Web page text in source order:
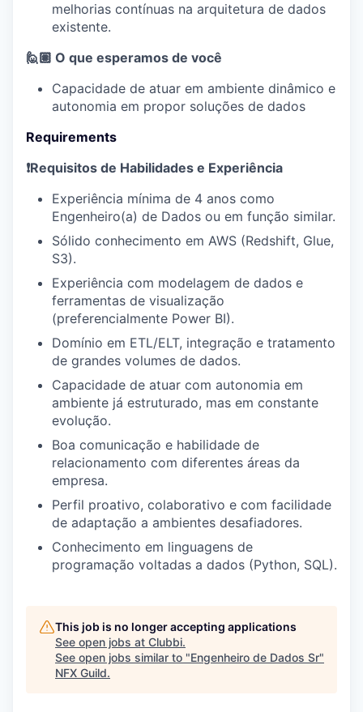
melhorias contínuas na arquitetura de dados
existente.
🙋🏽 O que esperamos de você
Capacidade de atuar em ambiente dinâmico e
autonomia em propor soluções de dados
Requirements
❗Requisitos de Habilidades e Experiência
Experiência mínima de 4 anos como
Engenheiro(a) de Dados ou em função similar.
Sólido conhecimento em AWS (Redshift, Glue,
S3).
Experiência com modelagem de dados e
ferramentas de visualização
(preferencialmente Power BI).
Domínio em ETL/ELT, integração e tratamento
de grandes volumes de dados.
Capacidade de atuar com autonomia em
ambiente já estruturado, mas em constante
evolução.
Boa comunicação e habilidade de
relacionamento com diferentes áreas da
empresa.
Perfil proativo, colaborativo e com facilidade
de adaptação a ambientes desafiadores.
Conhecimento em linguagens de
programação voltadas a dados (Python, SQL).
This job is no longer accepting applications
See open jobs at Clubbi.
See open jobs similar to "Engenheiro de Dados Sr"
NFX Guild.